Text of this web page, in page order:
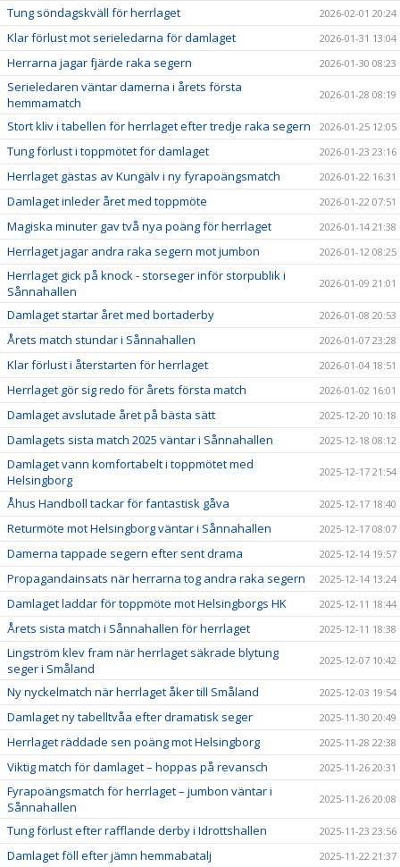
Tung söndagskväll för herrlaget 2026-02-01 20:24
Klar förlust mot serieledarna för damlaget 2026-01-31 13:04
Herrarna jagar fjärde raka segern 2026-01-30 08:23
Serieledaren väntar damerna i årets första
hemmamatch
2026-01-28 08:19
Stort kliv i tabellen för herrlaget efter tredje raka segern 2026-01-25 12:05
Tung förlust i toppmötet för damlaget 2026-01-23 23:16
Herrlaget gästas av Kungälv i ny fyrapoängsmatch 2026-01-22 16:31
Damlaget inleder året med toppmöte 2026-01-22 07:51
Magiska minuter gav två nya poäng för herrlaget 2026-01-14 21:38
Herrlaget jagar andra raka segern mot jumbon 2026-01-12 08:25
Herrlaget gick på knock - storseger inför storpublik i
Sånnahallen
2026-01-09 21:01
Damlaget startar året med bortaderby 2026-01-08 20:53
Årets match stundar i Sånnahallen 2026-01-07 23:28
Klar förlust i återstarten för herrlaget 2026-01-04 18:51
Herrlaget gör sig redo för årets första match 2026-01-02 16:01
Damlaget avslutade året på bästa sätt 2025-12-20 10:18
Damlagets sista match 2025 väntar i Sånnahallen 2025-12-18 08:12
Damlaget vann komfortabelt i toppmötet med
Helsingborg
2025-12-17 21:54
Åhus Handboll tackar för fantastisk gåva 2025-12-17 18:40
Returmöte mot Helsingborg väntar i Sånnahallen 2025-12-17 08:07
Damerna tappade segern efter sent drama 2025-12-14 19:57
Propagandainsats när herrarna tog andra raka segern 2025-12-14 13:24
Damlaget laddar för toppmöte mot Helsingborgs HK 2025-12-11 18:44
Årets sista match i Sånnahallen för herrlaget 2025-12-11 18:38
Lingström klev fram när herrlaget säkrade blytung
seger i Småland
2025-12-07 10:42
Ny nyckelmatch när herrlaget åker till Småland 2025-12-03 19:54
Damlaget ny tabelltvåa efter dramatisk seger 2025-11-30 20:49
Herrlaget räddade sen poäng mot Helsingborg 2025-11-28 22:38
Viktig match för damlaget – hoppas på revansch 2025-11-26 20:31
Fyrapoängsmatch för herrlaget – jumbon väntar i
Sånnahallen
2025-11-26 20:08
Tung förlust efter rafflande derby i Idrottshallen 2025-11-23 23:56
Damlaget föll efter jämn hemmabatalj 2025-11-22 21:37